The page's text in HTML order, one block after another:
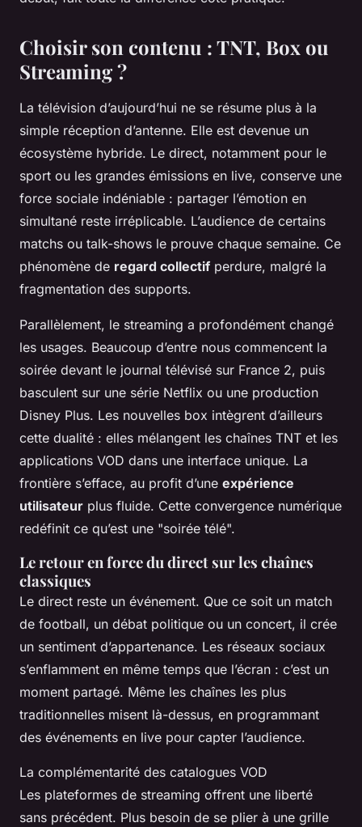
Choisir son contenu : TNT, Box ou
Streaming ?
La télévision d’aujourd’hui ne se résume plus à la
simple réception d’antenne. Elle est devenue un
écosystème hybride. Le direct, notamment pour le
sport ou les grandes émissions en live, conserve une
force sociale indéniable : partager l’émotion en
simultané reste irréplicable. L’audience de certains
matchs ou talk-shows le prouve chaque semaine. Ce
phénomène de regard collectif perdure, malgré la
fragmentation des supports.
Parallèlement, le streaming a profondément changé
les usages. Beaucoup d’entre nous commencent la
soirée devant le journal télévisé sur France 2, puis
basculent sur une série Netflix ou une production
Disney Plus. Les nouvelles box intègrent d’ailleurs
cette dualité : elles mélangent les chaînes TNT et les
applications VOD dans une interface unique. La
frontière s’efface, au profit d’une expérience
utilisateur plus fluide. Cette convergence numérique
redéfinit ce qu’est une "soirée télé".
Le retour en force du direct sur les chaînes
classiques
Le direct reste un événement. Que ce soit un match
de football, un débat politique ou un concert, il crée
un sentiment d’appartenance. Les réseaux sociaux
s’enflamment en même temps que l’écran : c’est un
moment partagé. Même les chaînes les plus
traditionnelles misent là-dessus, en programmant
des événements en live pour capter l’audience.
La complémentarité des catalogues VOD
Les plateformes de streaming offrent une liberté
sans précédent. Plus besoin de se plier à une grille